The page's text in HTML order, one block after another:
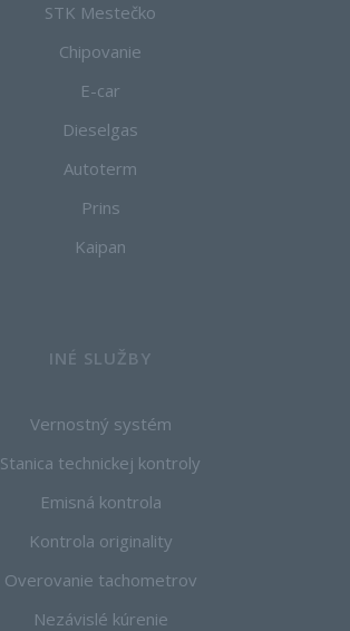
STK Mestečko
Chipovanie
E-car
Dieselgas
Autoterm
Prins
Kaipan
INÉ SLUŽBY
Vernostný systém
Stanica technickej kontroly
Emisná kontrola
Kontrola originality
Overovanie tachometrov
Nezávislé kúrenie